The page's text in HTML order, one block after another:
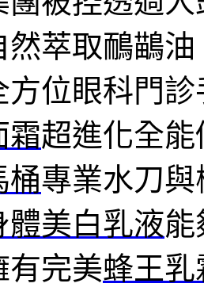
然萃取鴯鶓
方位眼科門
霜超進化全
桶專業水刀
體美白乳液
有完美蜂王乳